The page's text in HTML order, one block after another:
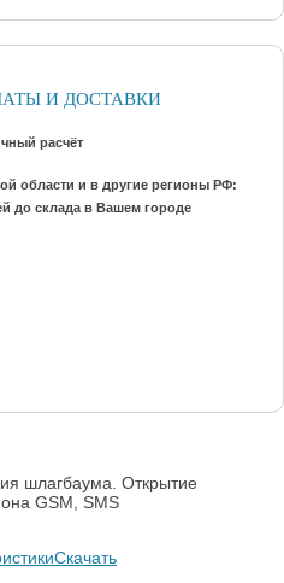
И ДОСТАВКИ
расчёт
области и в другие регионы РФ:
до склада в Вашем городе
шлагбаума. Открытие
GSM, SMS
Скачать